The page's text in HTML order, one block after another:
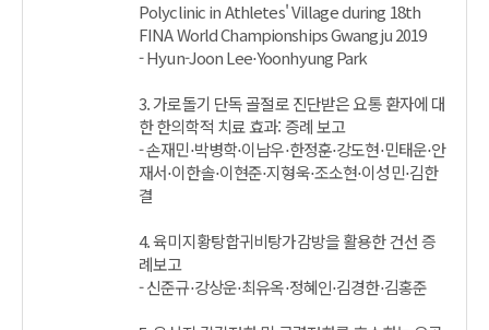
Polyclinic in Athletes' Village during 18th
FINA World Championships Gwangju 2019
- Hyun-Joon Lee⋅Yoonhyung Park
3. 가로돌기 단독 골절로 진단받은 요통 환자에 대
한 한의학적 치료 효과: 증례 보고
- 손재민⋅박병학⋅이남우⋅한정훈⋅강도현⋅민태운⋅안
재서⋅이한솔⋅이현준⋅지형욱⋅조소현⋅이성민⋅김한
결
4. 육미지황탕합귀비탕가감방을 활용한 건선 증
례보고
- 신준규⋅강상운⋅최유옥⋅정혜인⋅김경한⋅김홍준